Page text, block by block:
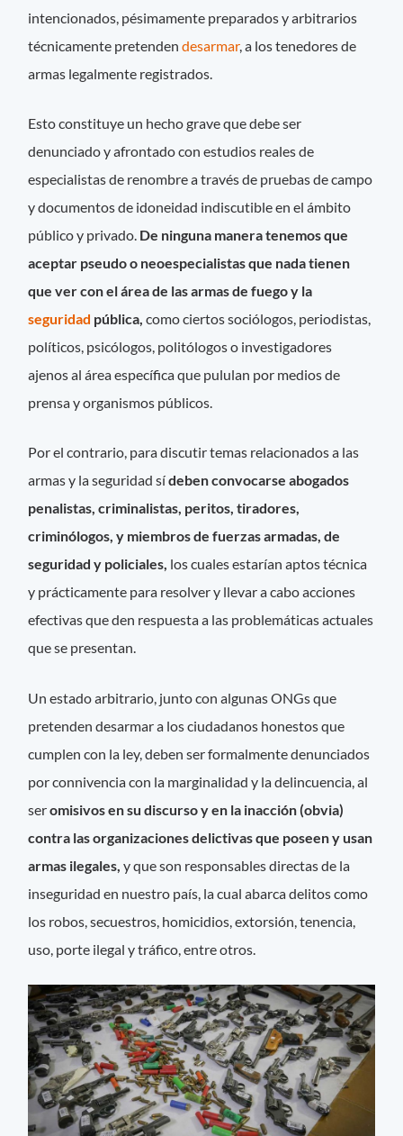
intencionados, pésimamente preparados y arbitrarios
técnicamente pretendendesarmar, a los tenedores de
armas legalmente registrados.
Esto constituye un hecho grave que debe ser
denunciado y afrontado con estudios reales de
especialistas de renombre a través de pruebas de campo
y documentos de idoneidad indiscutible en el ámbito
público y privado. De ninguna manera tenemos que
aceptar pseudo o neoespecialistas que nada tienen
que ver con el área de las armas de fuego y la
seguridad pública, como ciertos sociólogos, periodistas,
políticos, psicólogos, politólogos o investigadores
ajenos al área específica que pululan por medios de
prensa y organismos públicos.
Por el contrario, para discutir temas relacionados a las
armas y la seguridad sídeben convocarse abogados
penalistas, criminalistas, peritos, tiradores,
criminólogos, y miembros de fuerzas armadas, de
seguridad y policiales, los cuales estarían aptos técnica
y prácticamente para resolver y llevar a cabo acciones
efectivas que den respuesta a las problemáticas actuales
que se presentan.
Un estado arbitrario, junto con algunas ONGs que
pretenden desarmar a los ciudadanos honestos que
cumplen con la ley, deben ser formalmente denunciados
por connivencia con la marginalidad y la delincuencia, al
seromisivos en su discurso y en la inacción (obvia)
contra las organizaciones delictivas que poseen y usan
armas ilegales, y que son responsables directas de la
inseguridad en nuestro país, la cual abarca delitos como
los robos, secuestros, homicidios, extorsión, tenencia,
uso, porte ilegal y tráfico, entre otros.